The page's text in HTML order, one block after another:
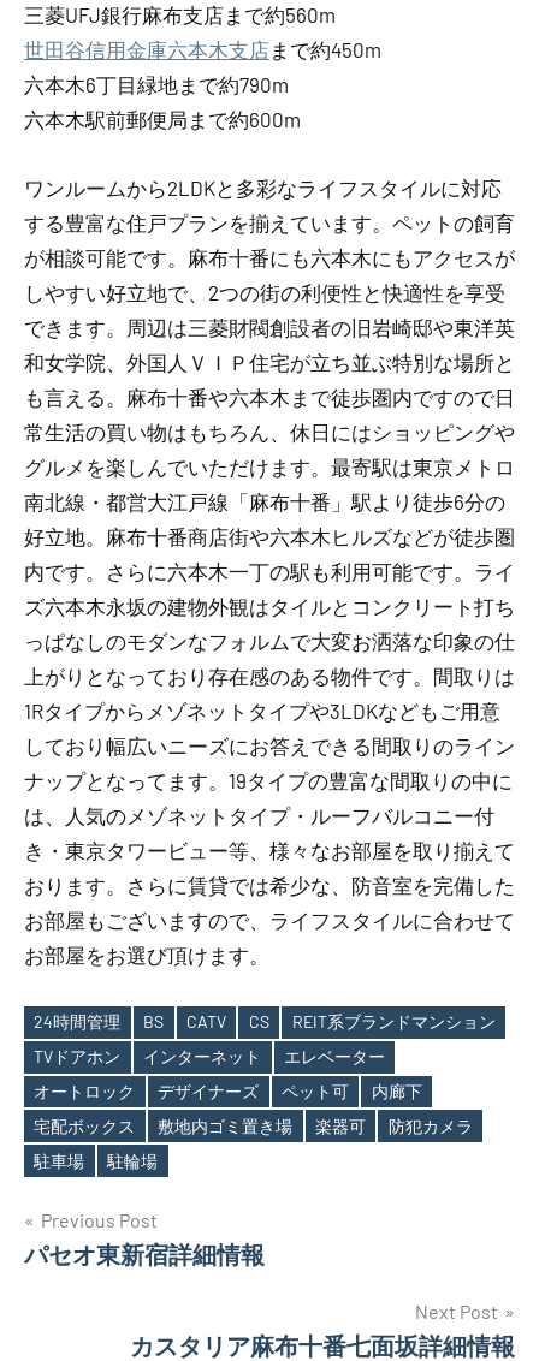
三菱UFJ銀行麻布支店まで約560m
世田谷信用金庫六本木支店まで約450m
六本木6丁目緑地まで約790m
六本木駅前郵便局まで約600m
ワンルームから2LDKと多彩なライフスタイルに対応
する豊富な住戸プランを揃えています。ペットの飼育
が相談可能です。麻布十番にも六本木にもアクセスが
しやすい好立地で、2つの街の利便性と快適性を享受
できます。周辺は三菱財閥創設者の旧岩崎邸や東洋英
和女学院、外国人ＶＩＰ住宅が立ち並ぶ特別な場所と
も言える。麻布十番や六本木まで徒歩圏内ですので日
常生活の買い物はもちろん、休日にはショッピングや
グルメを楽しんでいただけます。最寄駅は東京メトロ
南北線・都営大江戸線「麻布十番」駅より徒歩6分の
好立地。麻布十番商店街や六本木ヒルズなどが徒歩圏
内です。さらに六本木一丁の駅も利用可能です。ライ
ズ六本木永坂の建物外観はタイルとコンクリート打ち
っぱなしのモダンなフォルムで大変お洒落な印象の仕
上がりとなっており存在感のある物件です。間取りは
1Rタイプからメゾネットタイプや3LDKなどもご用意
しており幅広いニーズにお答えできる間取りのライン
ナップとなってます。19タイプの豊富な間取りの中に
は、人気のメゾネットタイプ・ルーフバルコニー付
き・東京タワービュー等、様々なお部屋を取り揃えて
おります。さらに賃貸では希少な、防音室を完備した
お部屋もございますので、ライフスタイルに合わせて
お部屋をお選び頂けます。
Tags
24時間管理 BS CATV CS
REIT系ブランドマンション
TVドアホン
インターネット
エレベーター
オートロック
デザイナーズ ペット可
内廊下
宅配ボックス
敷地内ゴミ置き場 楽器可
防犯カメラ
駐車場
駐輪場
投
稿
Previous Post
パセオ東新宿詳細情報
Next Post
カスタリア麻布十番七面坂詳細情報